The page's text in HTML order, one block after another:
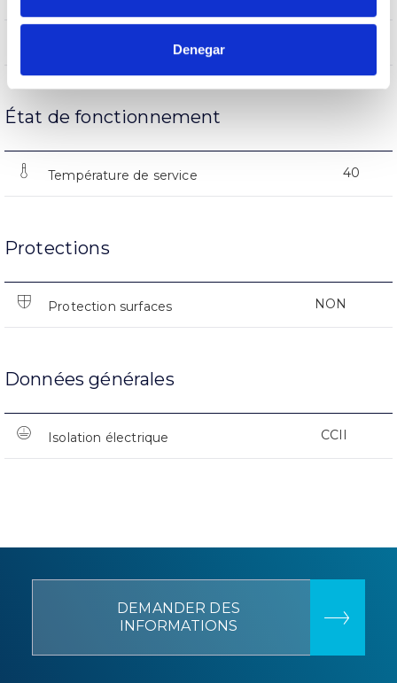
Denegar
État de fonctionnement
Température de service 40
Protections
Protection surfaces NON
Données générales
Isolation électrique CCII
DEMANDER DES
INFORMATIONS